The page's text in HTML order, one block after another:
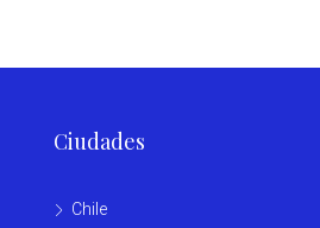
Ciudades
Chile